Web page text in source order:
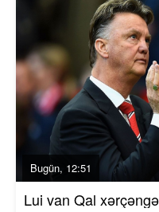
Bugün, 12:51
Lui van Qal